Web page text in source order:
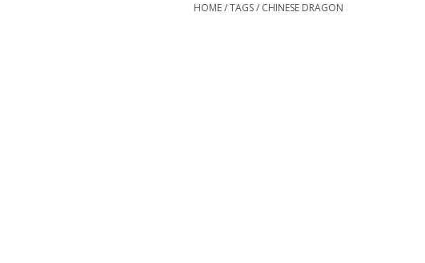
HOME/TAGS/ CHINESE DRAGON